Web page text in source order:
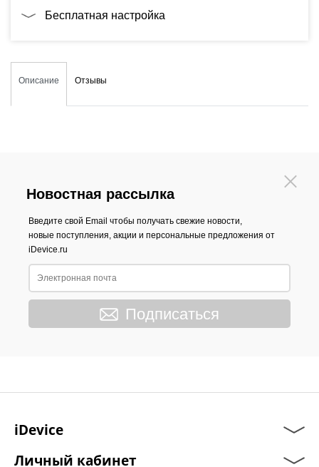
Бесплатная настройка
Описание Отзывы
Новостная рассылка
Введите свой Email чтобы получать свежие новости,
новые поступления, акции и персональные предложения от
iDevice.ru
Подписаться
iDevice
Личный кабинет